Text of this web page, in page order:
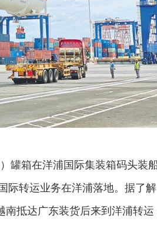
罐箱在洋浦国际集装箱码头装
际转运业务在洋浦落地。据了
南抵达广东装货后来到洋浦转运